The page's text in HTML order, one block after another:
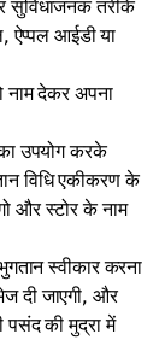
तरीके
ऐप्पल आईडी या
नाम देकर अपना
उपयोग करके
विधि एकीकरण के
और स्टोर के नाम
स्वीकार करना
दी जाएगी, और
की मुद्रा में